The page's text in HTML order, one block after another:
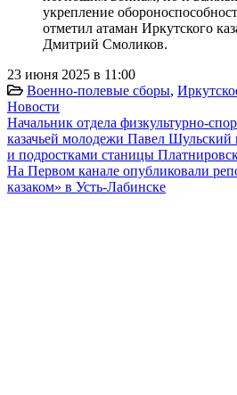
укрепление
отметил атаман Иркутского
Дмитрий Смоликов.
23 июня 2025 в 11:00
Военно-полевые сборы,
Новости
Начальник отдела физкультурно-
казачьей молодежи Павел Шульский
и подростками станицы
На Первом канале опубликовали
казаком» в Усть-Лабинске